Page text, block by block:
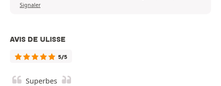
Signaler
AVIS DE ULISSE
5/5
Superbes